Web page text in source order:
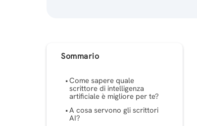
Sommario
Come sapere quale
scrittore di intelligenza
artificiale è migliore per te?
A cosa servono gli scrittori
AI?